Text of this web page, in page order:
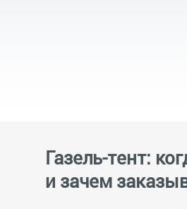
Газель-тент:
и зачем